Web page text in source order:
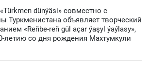
dünýäsi» совместно с
Туркменистана объявляет творческий
«Reňbe-reň gül açar ýaşyl ýaýlasy»,
летию со дня рождения Махтумкули